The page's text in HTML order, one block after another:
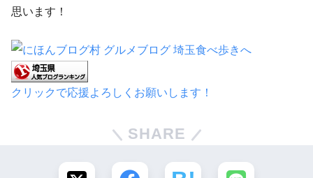
思います！
クリックで応援よろしくお願いします！
SHARE